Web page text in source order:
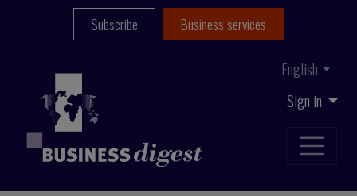
Sign in
English
Subscribe Business services